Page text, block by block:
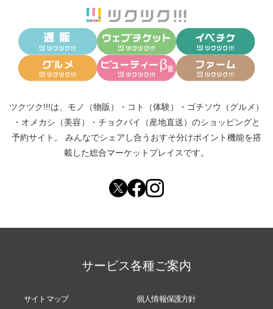
ツクツク!!!は、 モノ（物販） ・ コト（体験） ・ ゴチソウ（グルメ）
・ オメカシ（美容） ・ チョクバイ（産地直送） のショッピングと
予約サイト。
みんなでシェアし合う おすそ分けポイント機能を搭
載した総合マーケットプレイスです。
サービス各種ご案内
サイトマップ 個人情報保護方針